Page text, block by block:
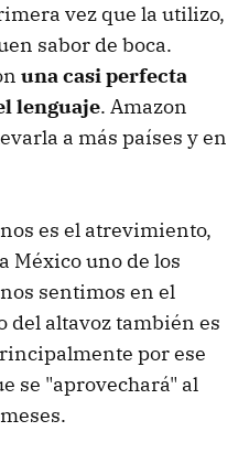
vez que la utilizo,
sabor de boca.
una casi perfecta
lenguaje. Amazon
a más países y en
es el atrevimiento,
México uno de los
sentimos en el
del altavoz también es
por ese
se "aprovechará" al